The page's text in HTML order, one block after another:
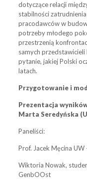
dotyczące relacji
stabilności
pracodawców w
potrzeby młodego
przestrzenią
samych
pytanie, jakiej Polski
latach.
Przygotowanie i
Prezentacja
Marta Seredyńska
Paneliści:
Prof. Jacek Męcina
Wiktoria Nowak,
GenbOOst